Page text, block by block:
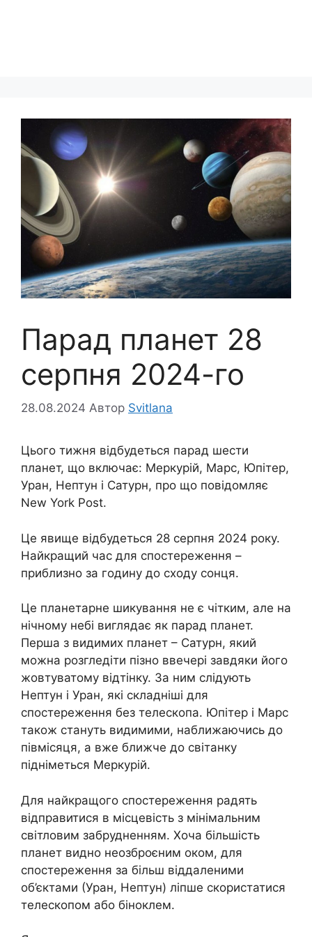
Парад планет 28
серпня 2024-го
28.08.2024 Автор Svitlana
Цього тижня відбудеться парад шести
планет, що включає: Меркурій, Марс, Юпітер,
Уран, Нептун і Сатурн, про що повідомляє
New York Post.
Це явище відбудеться 28 серпня 2024 року.
Найкращий час для спостереження –
приблизно за годину до сходу сонця.
Це планетарне шикування не є чітким, але на
нічному небі виглядає як парад планет.
Перша з видимих планет – Сатурн, який
можна розгледіти пізно ввечері завдяки його
жовтуватому відтінку. За ним слідують
Нептун і Уран, які складніші для
спостереження без телескопа. Юпітер і Марс
також стануть видимими, наближаючись до
півмісяця, а вже ближче до світанку
підніметься Меркурій.
Для найкращого спостереження радять
відправитися в місцевість з мінімальним
світловим забрудненням. Хоча більшість
планет видно неозброєним оком, для
спостереження за більш віддаленими
об’єктами (Уран, Нептун) ліпше скористатися
телескопом або біноклем.